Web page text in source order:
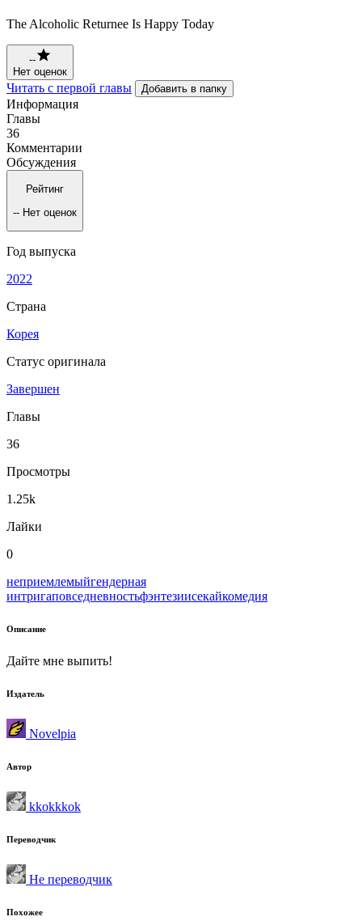
The Alcoholic Returnee Is Happy Today
--
Нет оценок
Читать с первой главы Добавить в папку
Информация
Главы
36
Комментарии
Обсуждения
Рейтинг
-- Нет оценок
Год выпуска
2022
Страна
Корея
Статус оригинала
Завершен
Главы
36
Просмотры
1.25k
Лайки
0
неприемлемыйгендерная
интригаповседневностьфэнтезиисекайкомедия
Описание
Дайте мне выпить!
Издатель
Novelpia
Автор
kkokkkok
Переводчик
Не переводчик
Похожее